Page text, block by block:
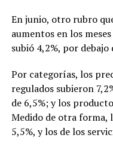
En junio, otro rubro
aumentos en los
subió 4,2%, por
Por categorías, los
regulados subieron
de 6,5%; y los
Medido de otra forma,
5,5%, y los de los